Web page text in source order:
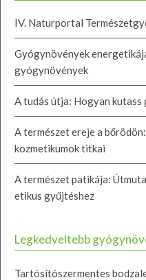
IV. Naturportal
Gyógynövények
gyógynövények
A tudás útja: Hogyan
A természet ereje a
kozmetikumok titkai
A természet patikája:
etikus gyűjtéshez
Legkedveltebb
Tartósítószermentes